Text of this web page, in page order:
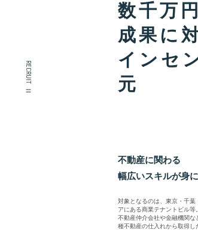
RECRUIT
数千万
成果に
インセ
元
不動産に関わる
幅広いスキルが身
対象となるのは、東京・千葉
アにある商業テナントビル等。
不動産仲介会社や金融機関
種不動産の仕入れから取得